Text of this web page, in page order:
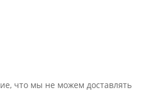
что мы не можем доставлять